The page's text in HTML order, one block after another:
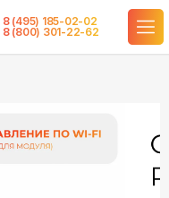
8 (495) 185-02-02
8 (800) 301-22-62